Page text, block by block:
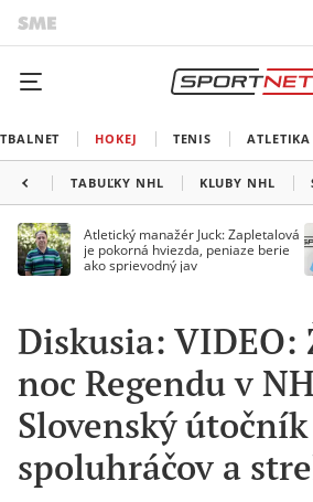
HOKEJ TENIS ATLETIKA
TABUĽKY NHL KLUBY NHL
Atletický manažér Juck: Zapletalová
je pokorná hviezda, peniaze berie
ako sprievodný jav
Diskusia: VIDEO:
noc Regendu v
Slovenský
spoluhráčov a